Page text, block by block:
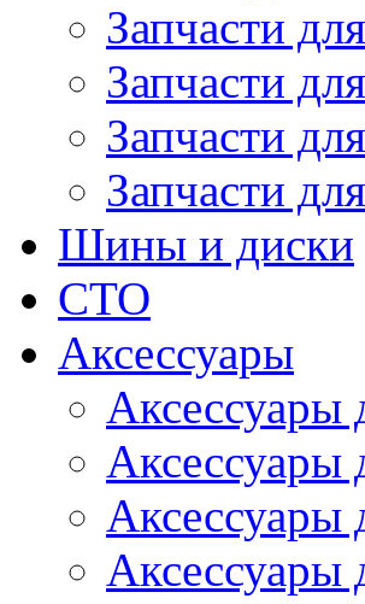
Запчасти
Запчасти
Запчасти
Запчасти
Шины и диски
СТО
Аксессуары
Аксессуары
Аксессуары
Аксессуары